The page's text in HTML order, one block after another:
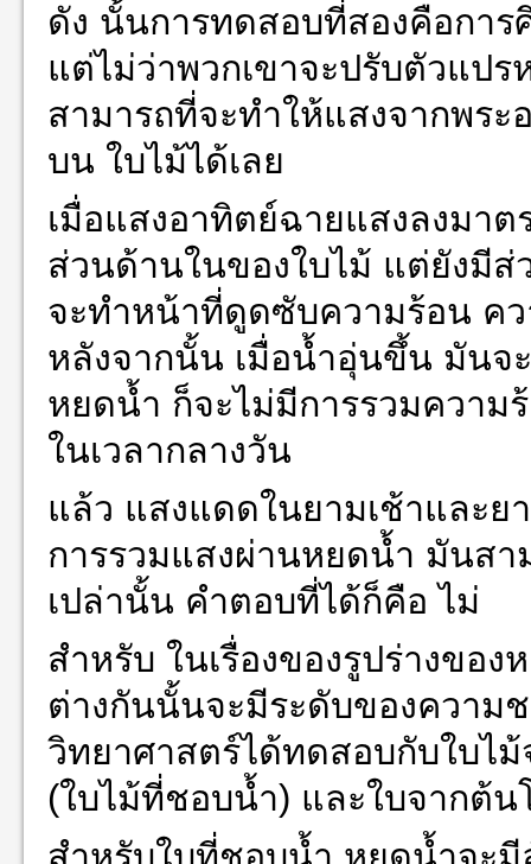
ดัง นั้นการทดสอบที่สองคือการ
แต่ไม่ว่าพวกเขาจะปรับตัวแป
สามารถที่จะทำให้แสงจากพร
บน ใบไม้ได้เลย
เมื่อแสงอาทิตย์ฉายแสงลงมา
ส่วนด้านในของใบไม้ แต่ยังมี
จะทำหน้าที่ดูดซับความร้อน ค
หลังจากนั้น เมื่อน้ำอุ่นขึ้น มันจะ
หยดน้ำ ก็จะไม่มีการรวมความ
ในเวลากลางวัน
แล้ว แสงแดดในยามเช้าและย
การรวมแสงผ่านหยดน้ำ มันส
เปล่านั้น คำตอบที่ได้ก็คือ ไม่
สำหรับ ในเรื่องของรูปร่างขอ
ต่างกันนั้นจะมีระดับของความ
วิทยาศาสตร์ได้ทดสอบกับใบไ
(ใบไม้ที่ชอบน้ำ) และใบจากต้
สำหรับใบที่ชอบน้ำ หยดน้ำจะ